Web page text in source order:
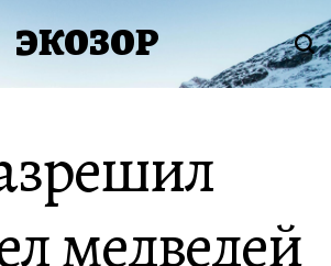
ЭКОЗОР
медведей